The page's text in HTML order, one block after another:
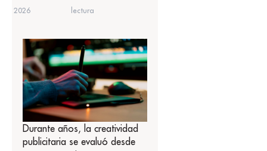
2026
lectura
Durante años, la creatividad
publicitaria se evaluó desde